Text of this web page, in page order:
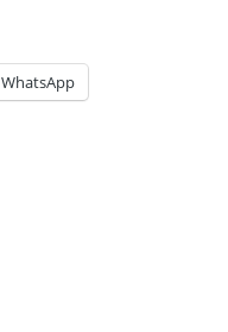
WhatsApp